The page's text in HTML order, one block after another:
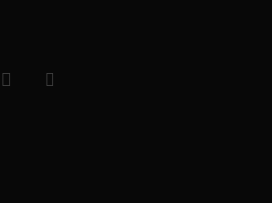
del sitio web, como el
y la administración
cookies estrictamente